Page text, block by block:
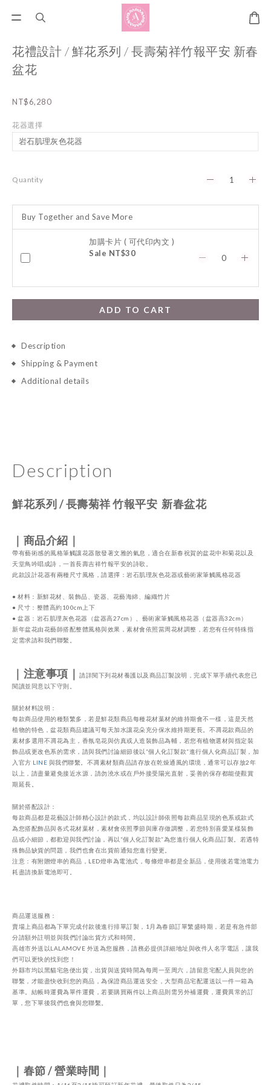
花禮設計 / 鮮花系列 / 長壽菊祥竹報平安 新春
盆花
NT$6,280
花器選擇
Quantity
Buy Together and Save More
加購卡片 ( 可代印內文 )
Sale NT$30
ADD TO CART
Description
Shipping & Payment
Additional details
Description
鮮花系列 / 長壽菊祥 竹報平安 新春盆花
｜商品介紹｜
帶有藝術感的風格筆觸讓花器散發著文雅的氣息，適合在新春祝賀的盆花中和菊花以及
天堂鳥吟唱成詩，一首長壽吉祥竹報平安的詩歌。
此款設計花器有兩種尺寸風格，請選擇： 岩石肌理灰色花器或藝術家筆觸風格花器
● 材料：新鮮花材、裝飾品、瓷器、花藝海綿 、編織竹片
● 尺寸：整體高約100cm上下
● 盆器：岩石肌理灰色花器 （盆器高27cm ） 藝術家筆觸風格花器 （盆器高32cm）
新年盆花由花藝師搭配整體風格與效果，素材會依照當周花材調整，若您有任何特殊指
定需求請和我們聯繫。
｜注意事項｜ 請詳閱下列花材養護以及商品訂製說明，完成下單手續代表您已
閱讀並同意以下守則。
關於材料說明：
每款商品使用的種類繁多，若是鮮花類商品每種花材葉材的維持期會不一樣，這是天然
植物的特色，盆花類商品建議可每天加水讓花朵充分保水維持期更長。不凋花款商品的
素材多選用不凋花為主，香氛皂花與仿真或人造裝飾品為輔，若您有植物選材與指定裝
飾品或更改色系的需求，請與我們討論細節後以“個人化訂製款”進行個人化商品訂製，加
入官方 LINE 與我們聯繫。不凋素材類商品請存放在乾燥通風的環境，通常可以存放2年
以上，請盡量避免接近水源，請勿澆水或在戶外接受陽光直射，妥善的保存都能使觀賞
期延長。
關於搭配設計：
每款商品都是花藝設計師精心設計的款式，均以設計師依照每款商品呈現的色系或款式
為您搭配飾品與各式花材葉材，素材會依照季節與庫存做調整，若您特別喜愛某樣裝飾
品或小細節，都歡迎與我們討論，再以“個人化訂製款”為您進行個人化商品訂製。若遇特
殊飾品缺貨的問題，我們也會在出貨前通知您進行變更。
注意：有附贈燈串的商品， LED燈串為電池式，每條燈串都是全新品，使用後若電池電力
耗盡請換新電池即可。
商品運送服務：
賣場上商品都為下單完成付款後進行排單訂製，
1 月為春節訂單繁盛時期，若是有急件部
分請額外註明並與我們討論出貨方式和時間。
高雄市外送以LALAMOVE 外送為您服務，請務必提供詳細地址與收件人名字電話，讓我
們可以更快的找到您！
外縣市均以黑貓宅急便出貨，出貨與送貨時間為每周一至周六，請留意宅配人員與您的
聯繫，才能盡快收到您的商品，為保證商品運送安全，大型商品宅配運送以一件一箱為
基準。結帳時運費為單件運費，若要購買兩件以上商品則需另外補運費，運費異常的訂
單，您下單後我們也會與您聯繫。
｜春節/營業時間｜